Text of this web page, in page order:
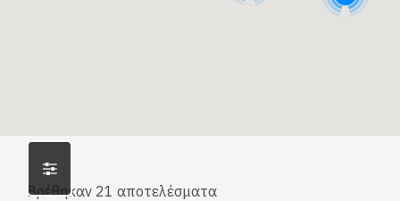
Βρέθηκαν 21 αποτελέσματα